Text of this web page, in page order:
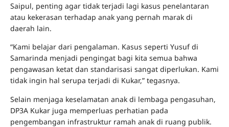
Saipul, penting agar tidak terjadi lagi kasus penelantaran
atau kekerasan terhadap anak yang pernah marak di
daerah lain.
“Kami belajar dari pengalaman. Kasus seperti Yusuf di
Samarinda menjadi pengingat bagi kita semua bahwa
pengawasan ketat dan standarisasi sangat diperlukan. Kami
tidak ingin hal serupa terjadi di Kukar,” tegasnya.
Selain menjaga keselamatan anak di lembaga pengasuhan,
DP3A Kukar juga memperluas perhatian pada
pengembangan infrastruktur ramah anak di ruang publik.